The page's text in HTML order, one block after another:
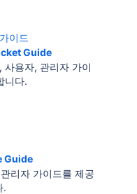
이드
Guide
용자, 관리자 가이
니다.
Guide
리자 가이드를 제공
.